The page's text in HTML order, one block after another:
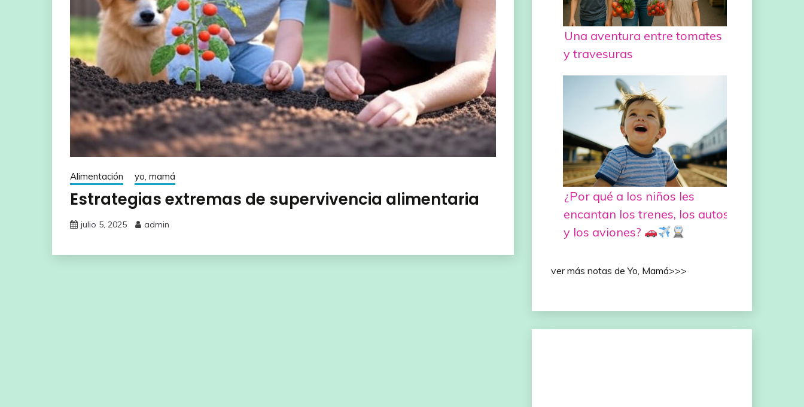
Alimentación yo, mamá
Estrategias extremas de supervivencia alimentaria
julio 5, 2025 admin
Una aventura entre tomates
y travesuras
¿Por qué a los niños les
encantan los trenes, los autos
y los aviones?
ver más notas de Yo, Mamá>>>